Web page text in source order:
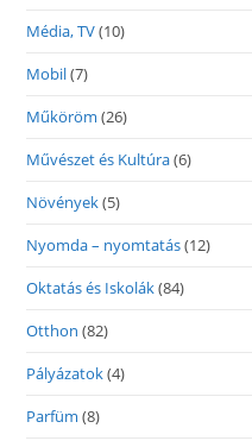
Média, TV(10)
Mobil(7)
Műköröm (26)
Művészet és Kultúra(6)
Növények(5)
Nyomda – nyomtatás(12)
Oktatás és Iskolák(84)
Otthon (82)
Pályázatok(4)
Parfüm (8)